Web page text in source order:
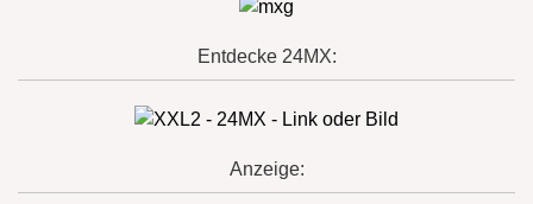
Entdecke 24MX:
Anzeige: